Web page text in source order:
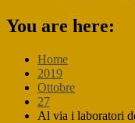
You are here:
Home
2019
Ottobre
27
Al via i laboratori